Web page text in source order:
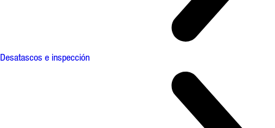
Desatascos e inspección